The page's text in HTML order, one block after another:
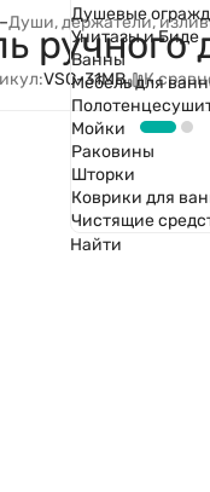
Душевые
Унитазы и Биде
Ванны
Мебель для
Мойки
Раковины
Шторки
Коврики для
Чистящие
Найти
–Души, держатели,
ручного
VSC-31MB К